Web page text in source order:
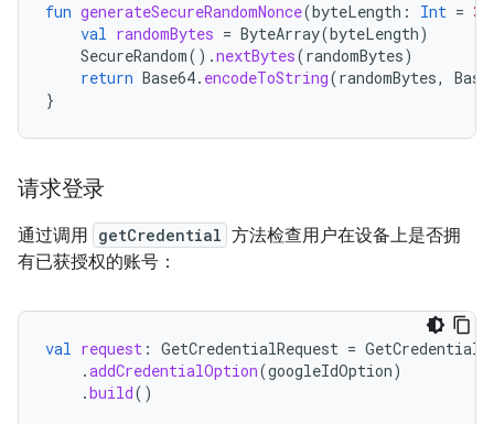
fun generateSecureRandomNonce(byteLength : Int = 32
val randomBytes = ByteArray(byteLength)
SecureRandom().nextBytes(randomBytes)
return Base64. encodeToString(randomBytes,
}
请求登录
通过调用 getCredential 方法检查用户在设备上是否拥
有已获授权的账号：
val request : GetCredentialRequest =
.addCredentialOption(googleIdOption)
.build()